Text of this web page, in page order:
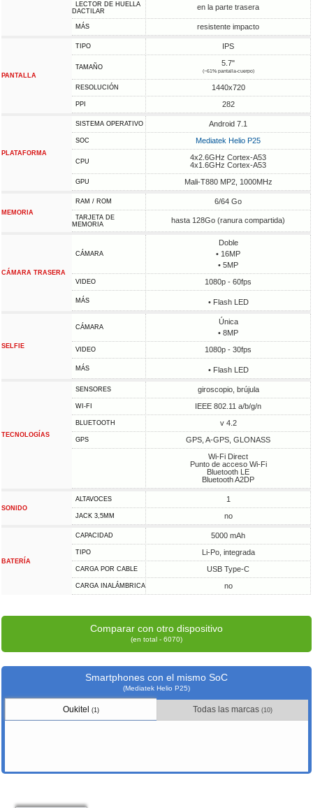
LECTOR DE HUELLA
DACTILAR
en la parte trasera
MÁS resistente impacto
PANTALLA
TIPO IPS
TAMAÑO 5.7"
(~61% pantalla-cuerpo)
RESOLUCIÓN 1440x720
PPI 282
PLATAFORMA
SISTEMA OPERATIVO Android 7.1
SOC Mediatek Helio P25
CPU
4x2.6GHz Cortex-A53
4x1.6GHz Cortex-A53
GPU Mali-T880 MP2, 1000MHz
MEMORIA
RAM / ROM 6/64 Go
TARJETA DE
MEMORIA
hasta 128Go (ranura compartida)
CÁMARA TRASERA
CÁMARA
Doble
• 16MP
• 5MP
VIDEO 1080p - 60fps
MÁS • Flash LED
SELFIE
CÁMARA
Única
• 8MP
VIDEO 1080p - 30fps
MÁS • Flash LED
TECNOLOGÍAS
SENSORES giroscopio, brújula
WI-FI IEEE 802.11 a/b/g/n
BLUETOOTH v 4.2
GPS
GPS, A-GPS, GLONASS
Wi-Fi Direct
Punto de acceso Wi-Fi
Bluetooth LE
Bluetooth A2DP
SONIDO
ALTAVOCES 1
JACK 3,5MM no
BATERÍA
CAPACIDAD 5000 mAh
TIPO Li-Po, integrada
CARGA POR CABLE USB Type-C
CARGA INALÁMBRICA no
Comparar con otro dispositivo
(en total - 6070)
Smartphones con el mismo SoC
(Mediatek Helio P25)
Oukitel (1) Todas las marcas (10)